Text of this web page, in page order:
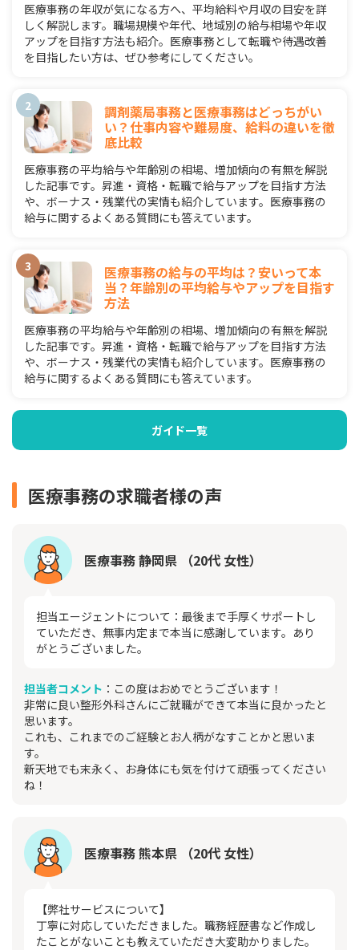
医療事務の年収が気になる方へ、平均給料や月収の目安を詳
しく解説します。職場規模や年代、地域別の給与相場や年収
アップを目指す方法も紹介。医療事務として転職や待遇改善
を目指したい方は、ぜひ参考にしてください。
調剤薬局事務と医療事務はどっちがい
い？仕事内容や難易度、給料の違いを徹
底比較
医療事務の平均給与や年齢別の相場、増加傾向の有無を解説
した記事です。昇進・資格・転職で給与アップを目指す方法
や、ボーナス・残業代の実情も紹介しています。医療事務の
給与に関するよくある質問にも答えています。
医療事務の給与の平均は？安いって本
当？年齢別の平均給与やアップを目指す
方法
医療事務の平均給与や年齢別の相場、増加傾向の有無を解説
した記事です。昇進・資格・転職で給与アップを目指す方法
や、ボーナス・残業代の実情も紹介しています。医療事務の
給与に関するよくある質問にも答えています。
ガイド一覧
医療事務の求職者様の声
医療事務 静岡県 （20代 女性）
担当エージェントについて：最後まで手厚くサポートし
ていただき、無事内定まで本当に感謝しています。あり
がとうございました。
担当者コメント ：この度はおめでとうございます！
非常に良い整形外科さんにご就職ができて本当に良かったと
思います。
これも、これまでのご経験とお人柄がなすことかと思いま
す。
新天地でも末永く、お身体にも気を付けて頑張ってください
ね！
医療事務 熊本県 （20代 女性）
【弊社サービスについて】
丁寧に対応していただきました。職務経歴書など作成し
たことがないことも教えていただき大変助かりました。